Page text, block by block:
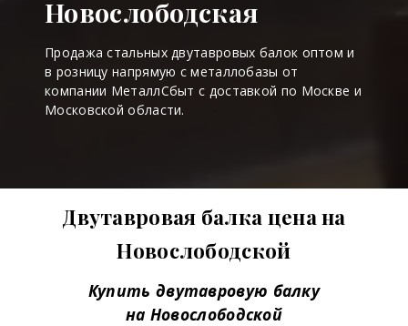
Новослободская
Продажа стальных двутавровых балок оптом и
в розницу напрямую с металлобазы от
компании МеталлСбыт с доставкой по Москве и
Московской области.
Двутавровая балка цена на
Новослободской
Купить двутавровую балку
на Новослободской